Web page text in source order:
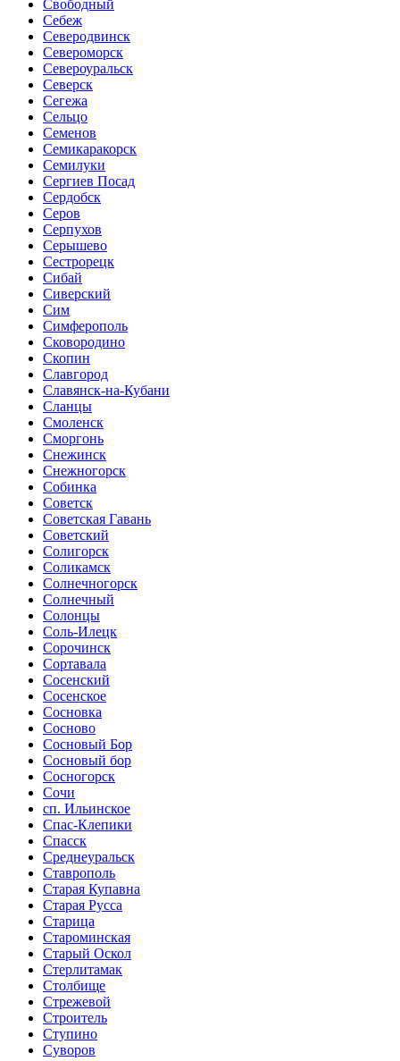
Свободный
Себеж
Северодвинск
Североморск
Североуральск
Северск
Сегежа
Сельцо
Семенов
Семикаракорск
Семилуки
Сергиев Посад
Сердобск
Серов
Серпухов
Серышево
Сестрорецк
Сибай
Сиверский
Сим
Симферополь
Сковородино
Скопин
Славгород
Славянск-на-Кубани
Сланцы
Смоленск
Сморгонь
Снежинск
Снежногорск
Собинка
Советск
Советская Гавань
Советский
Солигорск
Соликамск
Солнечногорск
Солнечный
Солонцы
Соль-Илецк
Сорочинск
Сортавала
Сосенский
Сосенское
Сосновка
Сосново
Сосновый Бор
Сосновый бор
Сосногорск
Сочи
сп. Ильинское
Спас-Клепики
Спасск
Среднеуральск
Ставрополь
Старая Купавна
Старая Русса
Старица
Староминская
Старый Оскол
Стерлитамак
Столбище
Стрежевой
Строитель
Ступино
Суворов